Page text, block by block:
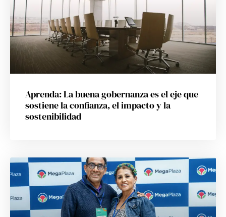
Aprenda: La buena gobernanza es el eje que
sostiene la confianza, el impacto y la
sostenibilidad